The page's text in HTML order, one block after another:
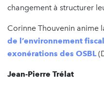
changement à structurer
Corinne Thouvenin anime
de l’environnement
exonérations des OSBL
Jean-Pierre Trélat